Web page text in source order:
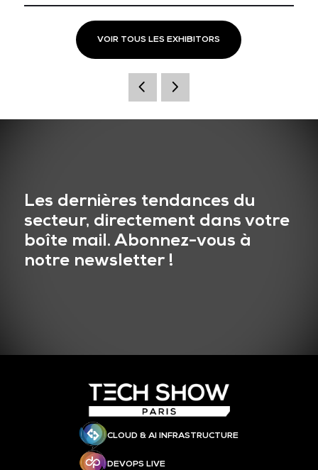
VOIR TOUS LES EXHIBITORS
Les dernières tendances du
secteur, directement dans votre
boîte mail. Abonnez-vous à
notre newsletter !
CLOUD & AI INFRASTRUCTURE
DEVOPS LIVE